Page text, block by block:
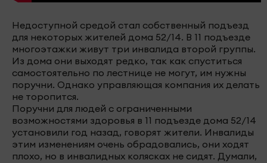
Недоступной средой стал собственный подъезд
для некоторых жителей дома 52/14. В 11 подъезде
многоэтажки живут три инвалида второй группы.
Из дома они выходят редко, так как спуститься
самостоятельно по лестнице не могут, им нужны
поручни. Однако управляющая компания их делать
не торопится.
Поручни для людей с ограниченными
возможностями здоровья в 11 подъезде дома 52/14
установили год назад, говорят жители. Инвалиды
этим изменениям очень обрадовались, они ходят
плохо, но в инвалидных колясках не сидят. Думали,